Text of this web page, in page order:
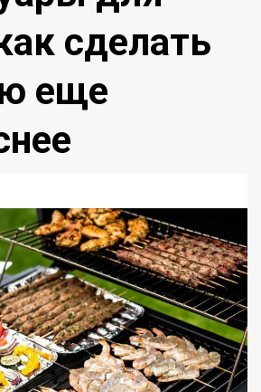
сделать
еще